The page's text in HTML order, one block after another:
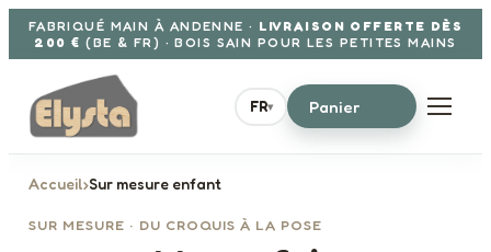
Aller au contenu
FABRIQUÉ MAIN À ANDENNE · LIVRAISON OFFERTE DÈS
200 € (BE & FR) · BOIS SAIN POUR LES PETITES MAINS
FR▾ Panier
Accueil›Sur mesure enfant
SUR MESURE · DU CROQUIS À LA POSE